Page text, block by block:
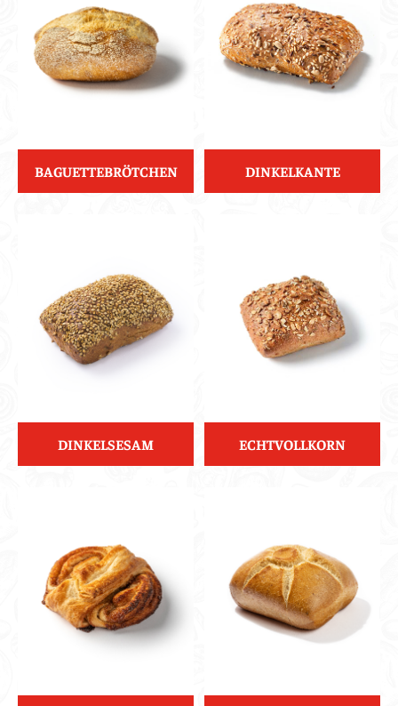
BAGUETTEBRÖTCHEN DINKELKANTE
DINKELSESAM ECHTVOLLKORN